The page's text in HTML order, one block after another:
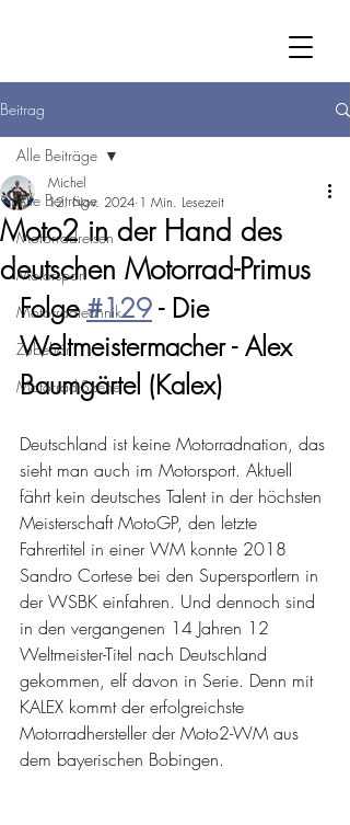
Beitrag
Alle Beiträge
Motorradreisen
Motorsport
Motorradtechnik
Zubehör
Motorrad-Szene
Alle Beiträge
Moto2 in der Hand des
deutschen Motorrad-Primus
Michel
12. Nov. 2024 1 Min. Lesezeit
Folge #129 - Die
Weltmeistermacher - Alex
Baumgärtel (Kalex)
Deutschland ist keine Motorradnation, das
sieht man auch im Motorsport. Aktuell
fährt kein deutsches Talent in der höchsten
Meisterschaft MotoGP, den letzte
Fahrertitel in einer WM konnte 2018
Sandro Cortese bei den Supersportlern in
der WSBK einfahren. Und dennoch sind
in den vergangenen 14 Jahren 12
Weltmeister-Titel nach Deutschland
gekommen, elf davon in Serie. Denn mit
KALEX kommt der erfolgreichste
Motorradhersteller der Moto2-WM aus
dem bayerischen Bobingen.